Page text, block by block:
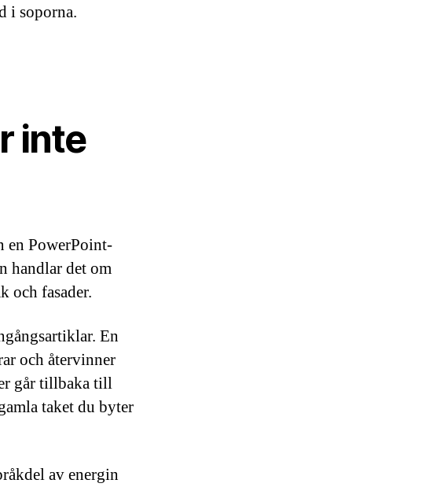
i soporna.
inte
en PowerPoint-
handlar det om
och fasader.
En
och återvinner
går tillbaka till
taket du byter
av energin